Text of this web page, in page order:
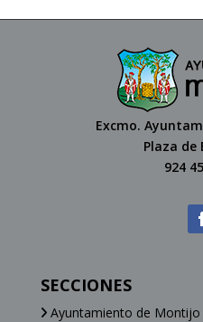
Excmo.
Plaza de
924
SECCIONES
Ayuntamiento de Montijo